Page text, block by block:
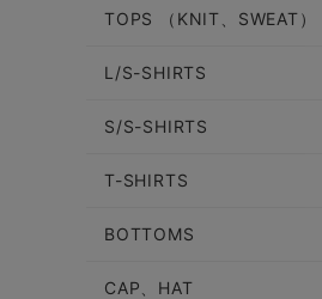
TOPS （KNIT、SWEAT）
L/S-SHIRTS
S/S-SHIRTS
T-SHIRTS
BOTTOMS
CAP、HAT